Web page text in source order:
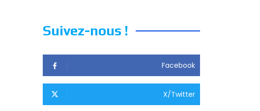
Suivez-nous !
Facebook
X/Twitter